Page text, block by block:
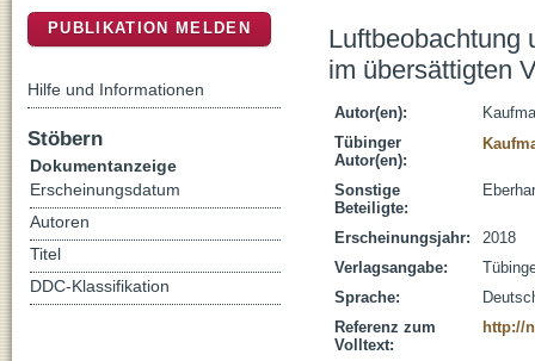
Luftbeobachtung
im übersättigten
Autor(en):
Tübinger
Autor(en):
Sonstige
Beteiligte:
Erscheinungsjahr:
2018
Verlagsangabe:
Sprache:
Referenz zum
Volltext:
http://
PUBLIKATION MELDEN
Hilfe und Informationen
Stöbern
Dokumentanzeige
Erscheinungsdatum
Autoren
Titel
DDC-Klassifikation